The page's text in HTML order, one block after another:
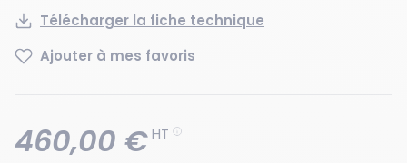
Télécharger la fiche technique
Ajouter à mes favoris
460,00 €HT